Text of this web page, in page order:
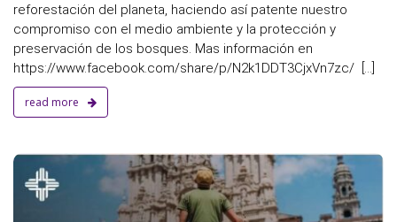
reforestación del planeta, haciendo así patente nuestro
compromiso con el medio ambiente y la protección y
preservación de los bosques. Mas información en
https://www.facebook.com/share/p/N2k1DDT3CjxVn7zc/ [...]
read more